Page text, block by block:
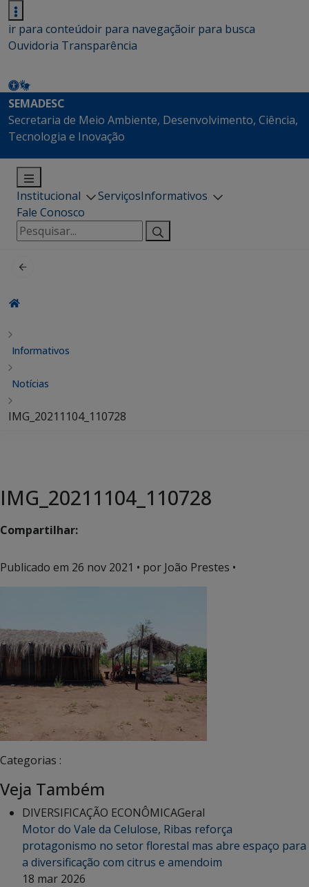
ir para conteúdoir para navegaçãoir para busca
Ouvidoria Transparência
SEMADESC
Secretaria de Meio Ambiente, Desenvolvimento, Ciência,
Tecnologia e Inovação
Institucional ServiçosInformativos
Fale Conosco
Pesquisar
por:
Informativos
Notícias
IMG_20211104_110728
IMG_20211104_110728
Compartilhar:
Publicado em 26 nov 2021 • por João Prestes •
Categorias :
Veja Também
DIVERSIFICAÇÃO ECONÔMICAGeral
Motor do Vale da Celulose, Ribas reforça
protagonismo no setor florestal mas abre espaço para
a diversificação com citrus e amendoim
18 mar 2026